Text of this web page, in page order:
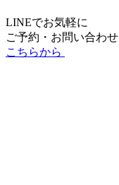
LINEでお気軽に
ご予約・お問い合わせ
こちらから